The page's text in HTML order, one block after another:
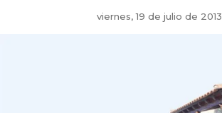
viernes, 19 de julio de 2013